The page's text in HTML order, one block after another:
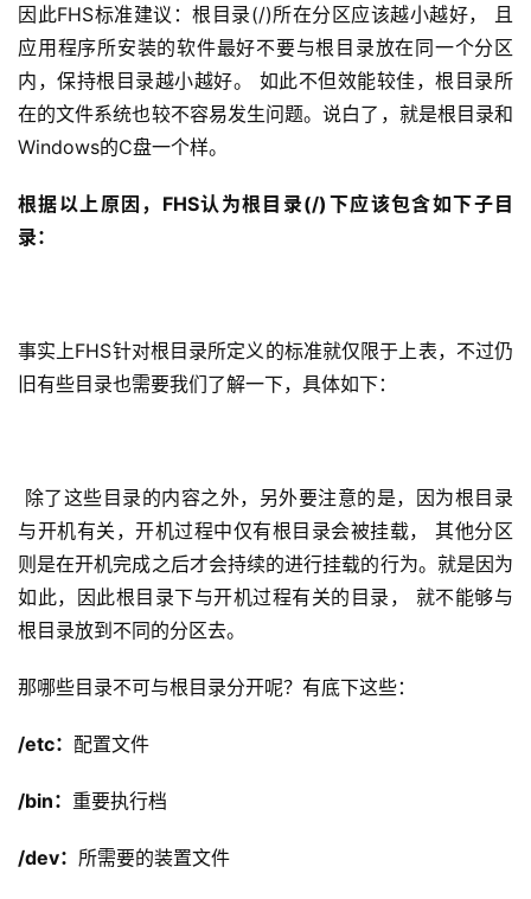
因此FHS标准建议：根目录(/)所在分区应该越小越好， 且
应用程序所安装的软件最好不要与根目录放在同一个分区
内，保持根目录越小越好。 如此不但效能较佳，根目录所
在的文件系统也较不容易发生问题。说白了，就是根目录和
Windows的C盘一个样。
根据以上原因，FHS认为根目录(/)下应该包含如下子目
录：
事实上FHS针对根目录所定义的标准就仅限于上表，不过仍
旧有些目录也需要我们了解一下，具体如下：
与开机有关，开机过程中仅有根目录会被挂载， 其他分区
则是在开机完成之后才会持续的进行挂载的行为。就是因为
如此，因此根目录下与开机过程有关的目录， 就不能够与
根目录放到不同的分区去。
那哪些目录不可与根目录分开呢？有底下这些：
/etc： 配置文件
/bin： 重要执行档
/dev： 所需要的装置文件